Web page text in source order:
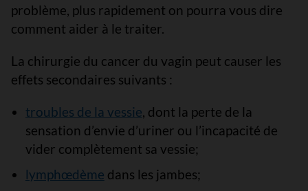
problème, plus rapidement on pourra vous dire
comment aider à le traiter.
La chirurgie du cancer du vagin peut causer les
effets secondaires suivants :
troubles de la vessie, dont la perte de la
sensation d’envie d’uriner ou l’incapacité de
vider complètement sa vessie;
lymphœdème dans les jambes;